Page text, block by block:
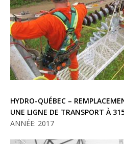
HYDRO-QUÉBEC –
UNE LIGNE DE TRANSPORT À
ANNÉE: 2017